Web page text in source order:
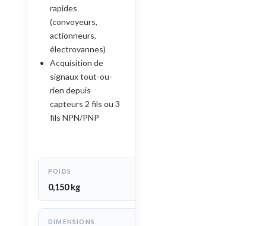
rapides
(convoyeurs,
actionneurs,
électrovannes)
Acquisition de
signaux tout-ou-
rien depuis
capteurs 2 fils ou 3
fils NPN/PNP
POIDS
0,150 kg
DIMENSIONS